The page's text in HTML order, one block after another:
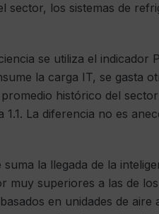
sector, los sistemas de
se utiliza el indicador
la carga IT, se gasta
histórico del
1.1. La diferencia no es
la llegada de la
muy superiores a las de
en unidades de